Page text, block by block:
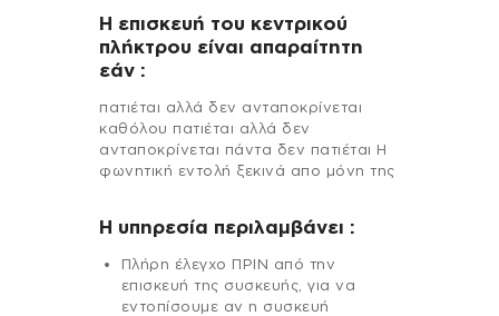
Η επισκευή του κεντρικού
πλήκτρου είναι απαραίτητη
εάν :
πατιέται αλλά δεν ανταποκρίνεται
καθόλου πατιέται αλλά δεν
ανταποκρίνεται πάντα δεν πατιέται Η
φωνητική εντολή ξεκινά απο μόνη της
H υπηρεσία περιλαμβάνει :
Πλήρη έλεγχο ΠΡΙΝ από την
επισκευή της συσκευής, για να
εντοπίσουμε αν η συσκευή